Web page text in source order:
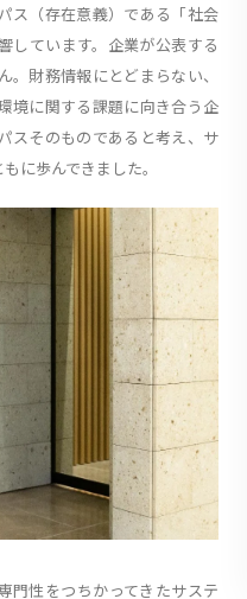
ス（存在意義）である「社会
しています。企業が公表する
財務情報にとどまらない、
境に関する課題に向き合う企
スそのものであると考え、サ
に歩んできました。
門性をつちかってきたサステ